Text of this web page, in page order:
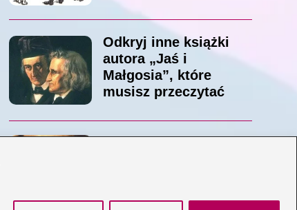
Odkryj inne książki
autora „Jaś i
Małgosia”, które
musisz przeczytać